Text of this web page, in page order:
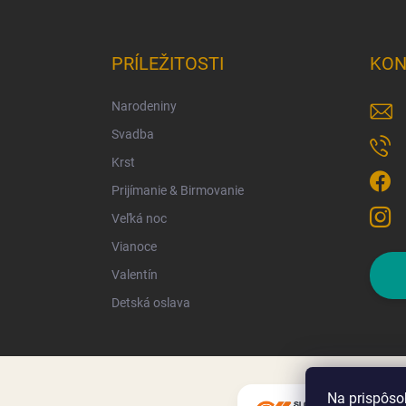
Na
PRÍLEŽITOSTI
Narodeniny
Svadba
Krst
Prijímanie & Birmovanie
Veľká noc
Vianoce
Valentín
Detská oslava